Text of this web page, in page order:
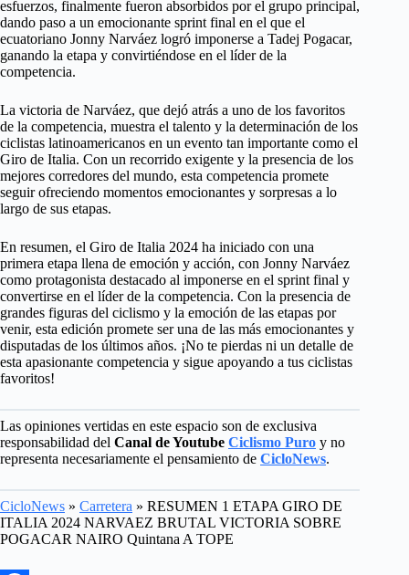
esfuerzos, finalmente fueron absorbidos por el grupo principal,
dando paso a un emocionante sprint final en el que el
ecuatoriano Jonny Narváez logró imponerse a Tadej Pogacar,
ganando la etapa y convirtiéndose en el líder de la
competencia.
La victoria de Narváez, que dejó atrás a uno de los favoritos
de la competencia, muestra el talento y la determinación de los
ciclistas latinoamericanos en un evento tan importante como el
Giro de Italia. Con un recorrido exigente y la presencia de los
mejores corredores del mundo, esta competencia promete
seguir ofreciendo momentos emocionantes y sorpresas a lo
largo de sus etapas.
En resumen, el Giro de Italia 2024 ha iniciado con una
primera etapa llena de emoción y acción, con Jonny Narváez
como protagonista destacado al imponerse en el sprint final y
convertirse en el líder de la competencia. Con la presencia de
grandes figuras del ciclismo y la emoción de las etapas por
venir, esta edición promete ser una de las más emocionantes y
disputadas de los últimos años. ¡No te pierdas ni un detalle de
esta apasionante competencia y sigue apoyando a tus ciclistas
favoritos!
Las opiniones vertidas en este espacio son de exclusiva
responsabilidad del Canal de Youtube Ciclismo Puro y no
representa necesariamente el pensamiento de CicloNews.
CicloNews » Carretera » RESUMEN 1 ETAPA GIRO DE
ITALIA 2024 NARVAEZ BRUTAL VICTORIA SOBRE
POGACAR NAIRO Quintana A TOPE